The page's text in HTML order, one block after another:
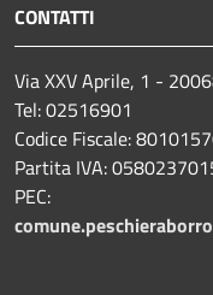
CONTATTI
Via XXV Aprile, 1 -
Tel: 02516901
Codice Fiscale:
Partita IVA:
PEC: